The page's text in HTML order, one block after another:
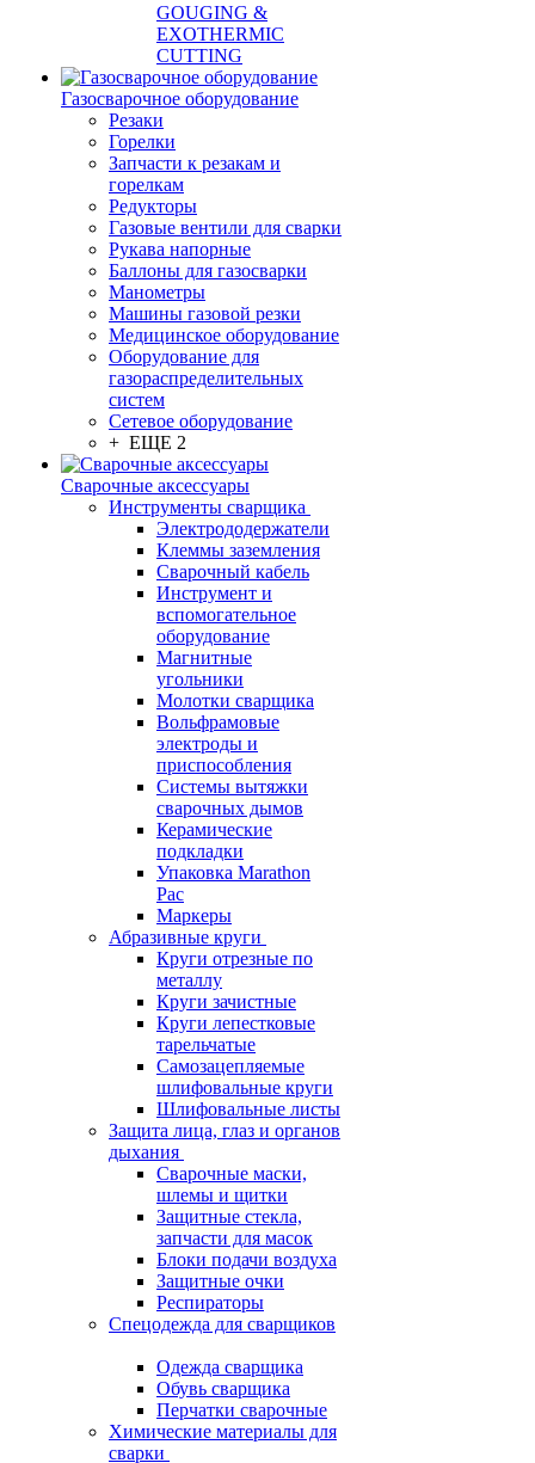
GOUGING &
EXOTHERMIC
CUTTING
Газосварочное оборудование
Резаки
Горелки
Запчасти к резакам и
горелкам
Редукторы
Газовые вентили для сварки
Рукава напорные
Баллоны для газосварки
Манометры
Машины газовой резки
Медицинское оборудование
Оборудование для
газораспределительных
систем
Сетевое оборудование
+ ЕЩЕ 2
Сварочные аксессуары
Инструменты сварщика
Электрододержатели
Клеммы заземления
Сварочный кабель
Инструмент и
вспомогательное
оборудование
Магнитные
угольники
Молотки сварщика
Вольфрамовые
электроды и
приспособления
Системы вытяжки
сварочных дымов
Керамические
подкладки
Упаковка Marathon
Pac
Маркеры
Абразивные круги
Круги отрезные по
металлу
Круги зачистные
Круги лепестковые
тарельчатые
Самозацепляемые
шлифовальные круги
Шлифовальные листы
Защита лица, глаз и органов
дыхания
Сварочные маски,
шлемы и щитки
Защитные стекла,
запчасти для масок
Блоки подачи воздуха
Защитные очки
Респираторы
Спецодежда для сварщиков
Одежда сварщика
Обувь сварщика
Перчатки сварочные
Химические материалы для
сварки